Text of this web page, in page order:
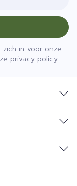
in voor onze
privacy policy.